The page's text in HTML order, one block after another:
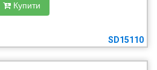
Купити
SD15110